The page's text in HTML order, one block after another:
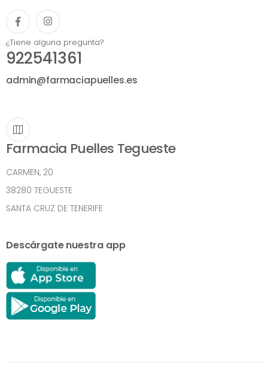
¿Tiene alguna pregunta?
922541361
admin@farmaciapuelles.es
Farmacia Puelles Tegueste
CARMEN, 20
38280 TEGUESTE
SANTA CRUZ DE TENERIFE
Descárgate nuestra app